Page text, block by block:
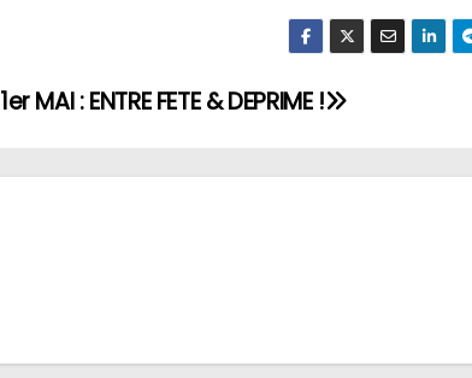
1er MAI : ENTRE FETE & DEPRIME !